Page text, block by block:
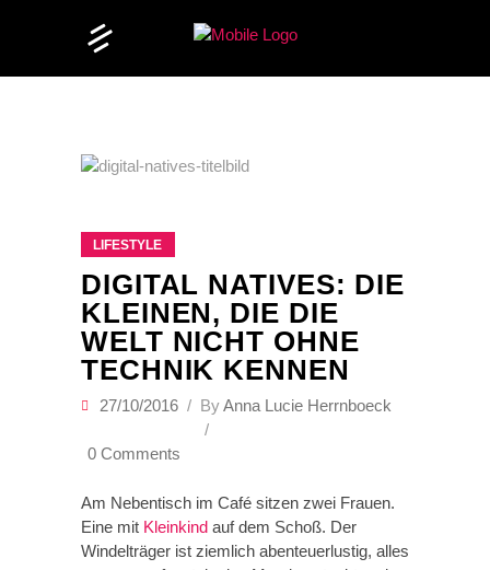
LIFESTYLE
DIGITAL NATIVES: DIE
KLEINEN, DIE DIE
WELT NICHT OHNE
TECHNIK KENNEN
27/10/2016 ByAnna Lucie Herrnboeck
0 Comments
Am Nebentisch im Café sitzen zwei Frauen.
Eine mit Kleinkind auf dem Schoß. Der
Windelträger ist ziemlich abenteuerlustig, alles